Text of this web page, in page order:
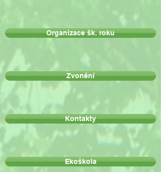
Organizace šk. roku
Zvonění
Kontakty
Ekoškola